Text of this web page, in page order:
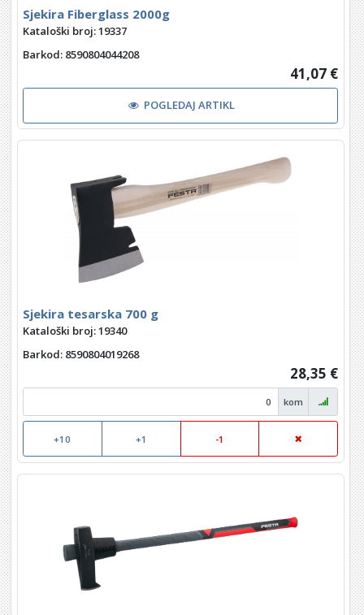
Sjekira Fiberglass 2000g
Kataloški broj: 19337
Barkod: 8590804044208
41,07 €
POGLEDAJ ARTIKL
Sjekira tesarska 700 g
Kataloški broj: 19340
Barkod: 8590804019268
28,35 €
kom
+10 +1 -1